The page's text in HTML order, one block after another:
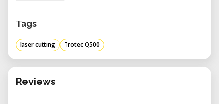
Lasertechnologie flexibel und
kosteneffizient zu nutzen – ohne
Investitionsrisiko. Ob Einzelprojekt,
Kleinserie oder kreative Experimente: Du
erhältst Zugang zu einer professionell
Tags
laser cutting Trotec Q500
Reviews